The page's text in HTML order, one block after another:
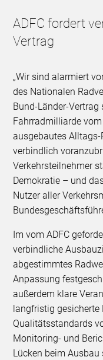
ADFC fordert
Vertrag
„Wir sind alarmiert
des Nationalen
Bund-Länder-
Fahrradmilliarde
ausgebautes
verbindlich
Verkehrsteilnehmer
Demokratie – und
Nutzer aller
Im vom ADFC
verbindliche
abgestimmtes
Anpassung
außerdem klare
langfristig
Qualitätsstandards
Monitoring- und
Lücken beim Ausbau